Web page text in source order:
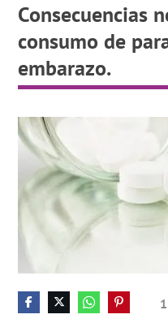
Consecuencias
consumo de
embarazo.